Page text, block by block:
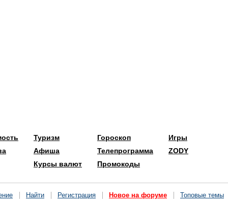
Туризм
Афиша
Курсы валют
Гороскоп
Телепрограмма
Промокоды
Игры
ZODY
Найти Регистрация Новое на форуме Топовые темы